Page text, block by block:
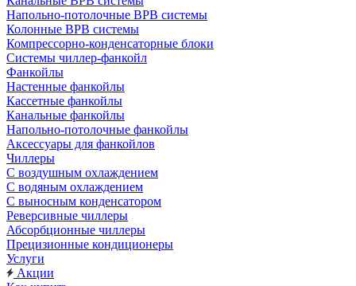
Напольно-потолочные ВРВ системы
Колонные ВРВ системы
Компрессорно-конденсаторные блоки
Системы чиллер-фанкойл
Фанкойлы
Настенные фанкойлы
Кассетные фанкойлы
Канальные фанкойлы
Напольно-потолочные фанкойлы
Аксессуары для фанкойлов
Чиллеры
С воздушным охлаждением
С водяным охлаждением
С выносным конденсатором
Реверсивные чиллеры
Абсорбционные чиллеры
Прецизионные кондиционеры
Услуги
Акции